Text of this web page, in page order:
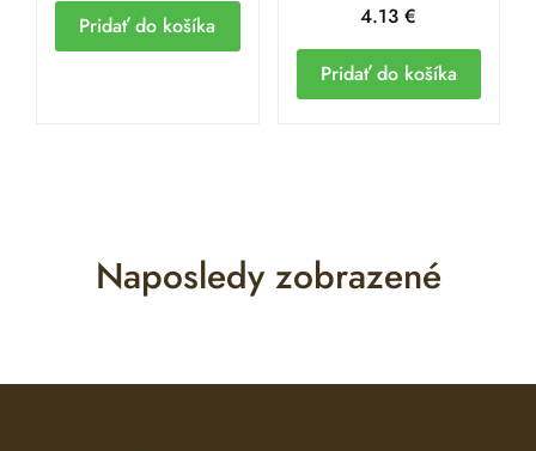
Pridať do košíka 4.13€
Pridať do košíka
Naposledy zobrazené